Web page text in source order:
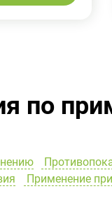
по
Применение